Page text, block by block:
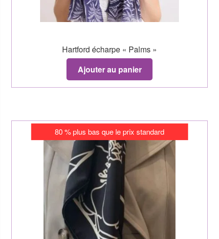
Hartford écharpe « Palms »
Ajouter au panier
80 % plus bas que le prix standard